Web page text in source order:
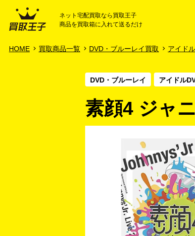
HOME
ネット宅配買取なら買取王子
商品を買取箱に入れて送るだけ
HOME 買取商品一覧 DVD・ブルーレイ買取 アイド
DVD・ブルーレイ アイドル
素顔4 ジャ